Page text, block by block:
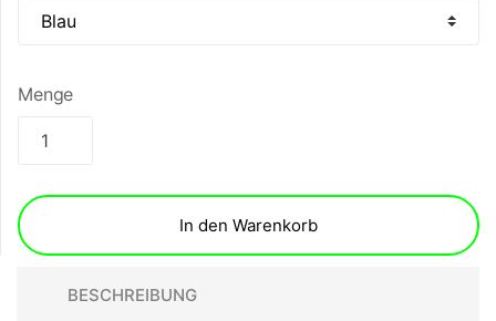
Menge
In den Warenkorb
BESCHREIBUNG